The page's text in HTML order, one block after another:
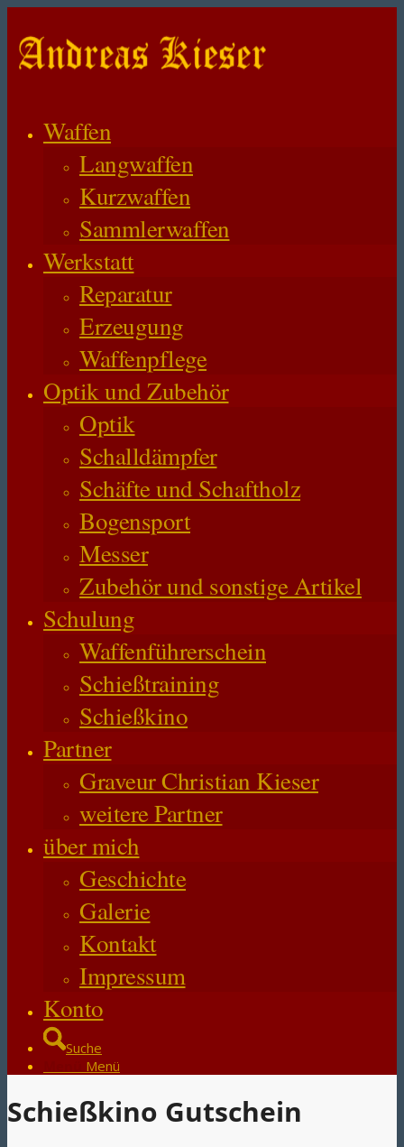
Waffen
Langwaffen
Kurzwaffen
Sammlerwaffen
Werkstatt
Reparatur
Erzeugung
Waffenpflege
Optik und Zubehör
Optik
Schalldämpfer
Schäfte und Schaftholz
Bogensport
Messer
Zubehör und sonstige Artikel
Schulung
Waffenführerschein
Schießtraining
Schießkino
Partner
Graveur Christian Kieser
weitere Partner
über mich
Geschichte
Galerie
Kontakt
Impressum
Konto
Suche
Menü
Schießkino Gutschein